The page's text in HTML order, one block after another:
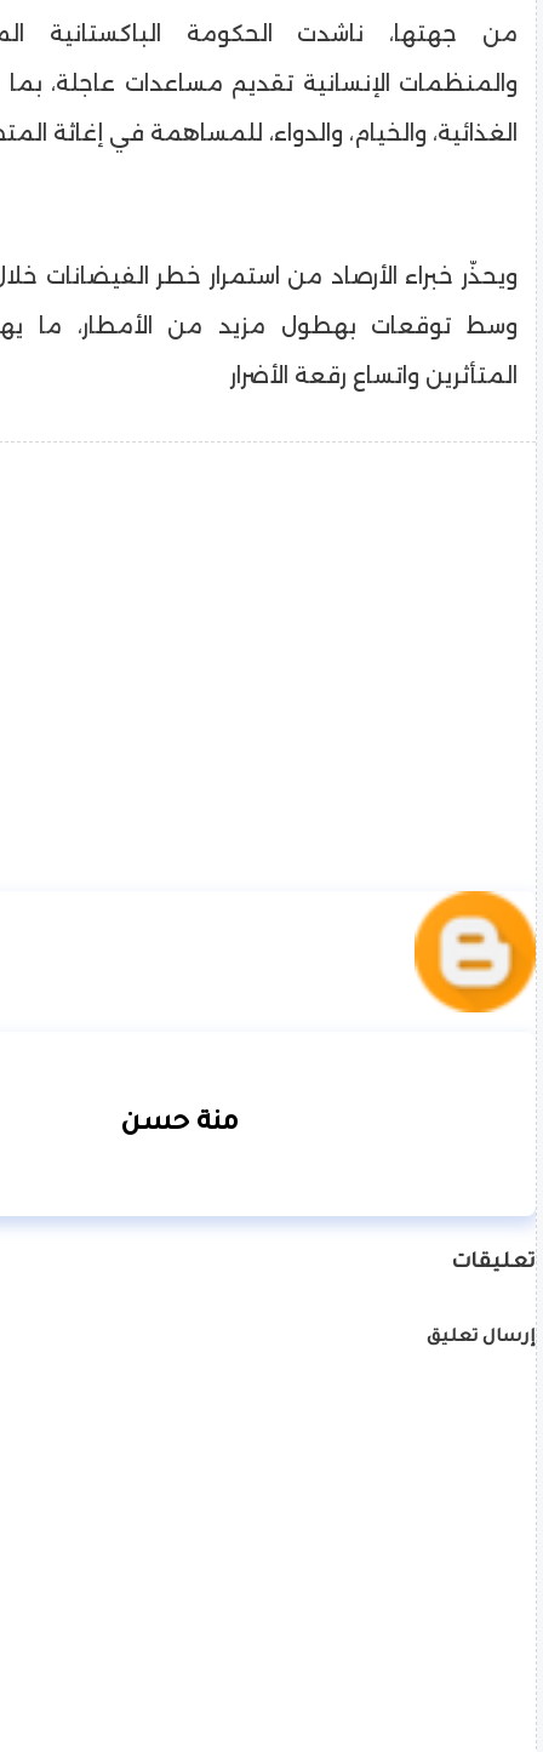
من جهتها، ناشدت الحكومة الباكستانية
والمنظمات الإنسانية تقديم مساعدات عاجلة،
الغذائية، والخيام، والدواء، للمساهمة في إغاثة
ويحذّر خبراء الأرصاد من استمرار خطر الفيضانات خلال
وسط توقعات بهطول مزيد من الأمطار، ما
المتأثرين واتساع رقعة الأضرار
منة حسن
تعليقات
إرسال تعليق